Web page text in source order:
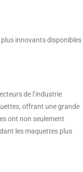
innovants disponibles
de l’industrie
offrant une grande
ont non seulement
les maquettes plus